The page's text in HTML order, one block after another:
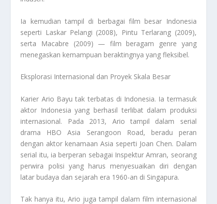
Ia kemudian tampil di berbagai film besar Indonesia
seperti Laskar Pelangi (2008), Pintu Terlarang (2009),
serta Macabre (2009) — film beragam genre yang
menegaskan kemampuan beraktingnya yang fleksibel.
Eksplorasi Internasional dan Proyek Skala Besar
Karier Ario Bayu tak terbatas di Indonesia. Ia termasuk
aktor Indonesia yang berhasil terlibat dalam produksi
internasional. Pada 2013, Ario tampil dalam serial
drama HBO Asia Serangoon Road, beradu peran
dengan aktor kenamaan Asia seperti Joan Chen. Dalam
serial itu, ia berperan sebagai Inspektur Amran, seorang
perwira polisi yang harus menyesuaikan diri dengan
latar budaya dan sejarah era 1960-an di Singapura.
Tak hanya itu, Ario juga tampil dalam film internasional